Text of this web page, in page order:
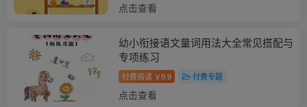
点击查看
幼小衔接语文量词用法大全常见搭配与
专项练习
付费阅读 ￥9.9 付费专题
点击查看